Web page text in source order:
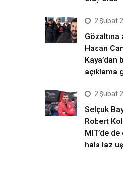
2 Şubat
Gözaltına
Hasan Can
Kaya’dan
açıklama
2 Şubat
Selçuk
Robert
MIT’de
hala laz